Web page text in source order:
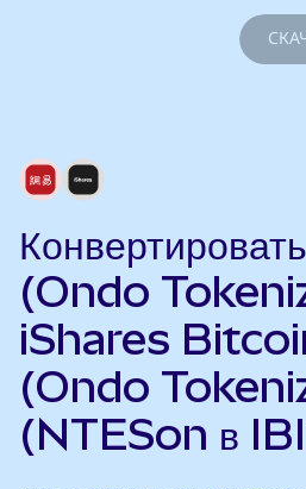
(Ondo
iShares
(Ondo
(NTESon в